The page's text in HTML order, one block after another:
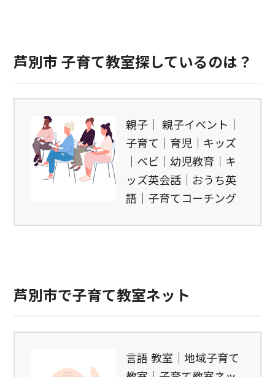
芦別市 子育て教室探しているのは？
親子｜ 親子イベント｜
子育て｜育児｜キッズ
｜ベビ｜幼児教育｜キ
ッズ英会話｜おうち英
語｜子育てコーチング
芦別市で子育て教室ネット
言語 教室｜地域子育て